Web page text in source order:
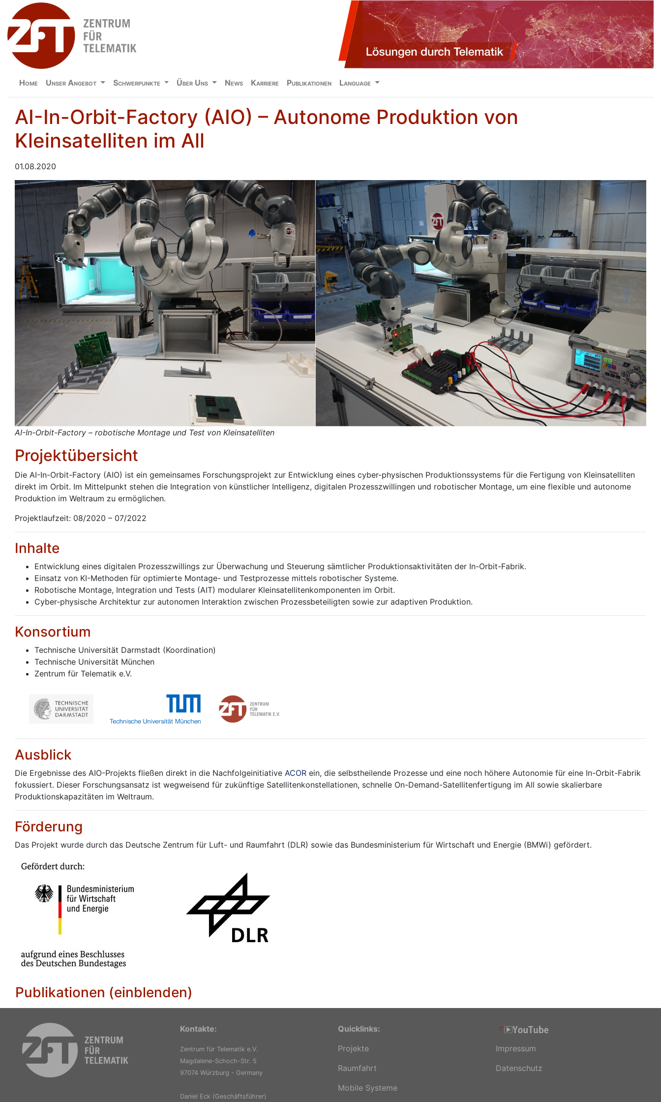
Home Unser Angebot Schwerpunkte Über Uns News Karriere Publikationen Language
AI-In-Orbit-Factory (AIO) – Autonome Produktion von
Kleinsatelliten im All
01.08.2020
AI-In-Orbit-Factory – robotische Montage und Test von Kleinsatelliten
Projektübersicht
Die AI-In-Orbit-Factory (AIO) ist ein gemeinsames Forschungsprojekt zur Entwicklung eines cyber-physischen Produktionssystems für die Fertigung von Kleinsatelliten
direkt im Orbit. Im Mittelpunkt stehen die Integration von künstlicher Intelligenz, digitalen Prozesszwillingen und robotischer Montage, um eine flexible und autonome
Produktion im Weltraum zu ermöglichen.
Projektlaufzeit: 08/2020 – 07/2022
Inhalte
Entwicklung eines digitalen Prozesszwillings zur Überwachung und Steuerung sämtlicher Produktionsaktivitäten der In-Orbit-Fabrik.
Einsatz von KI-Methoden für optimierte Montage- und Testprozesse mittels robotischer Systeme.
Robotische Montage, Integration und Tests (AIT) modularer Kleinsatellitenkomponenten im Orbit.
Cyber-physische Architektur zur autonomen Interaktion zwischen Prozessbeteiligten sowie zur adaptiven Produktion.
Konsortium
Technische Universität Darmstadt (Koordination)
Technische Universität München
Zentrum für Telematik e.V.
Ausblick
Die Ergebnisse des AIO-Projekts fließen direkt in die Nachfolgeinitiative ACOR ein, die selbstheilende Prozesse und eine noch höhere Autonomie für eine In-Orbit-Fabrik
fokussiert. Dieser Forschungsansatz ist wegweisend für zukünftige Satellitenkonstellationen, schnelle On-Demand-Satellitenfertigung im All sowie skalierbare
Produktionskapazitäten im Weltraum.
Förderung
Das Projekt wurde durch das Deutsche Zentrum für Luft- und Raumfahrt (DLR) sowie das Bundesministerium für Wirtschaft und Energie (BMWi) gefördert.
Publikationen (einblenden)
Kontakte:
Zentrum für Telematik e.V.
Magdalene-Schoch-Str. 5
97074 Würzburg - Germany
Daniel Eck (Geschäftsführer)
Quicklinks:
Projekte
Raumfahrt
Mobile Systeme
Impressum
Datenschutz